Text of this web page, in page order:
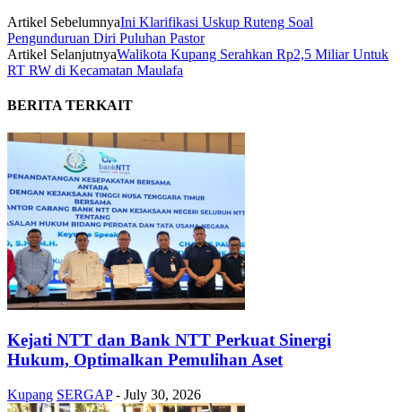
Artikel SebelumnyaIni Klarifikasi Uskup Ruteng Soal
Pengunduruan Diri Puluhan Pastor
Artikel SelanjutnyaWalikota Kupang Serahkan Rp2,5 Miliar Untuk
RT RW di Kecamatan Maulafa
BERITA TERKAIT
Kejati NTT dan Bank NTT Perkuat Sinergi
Hukum, Optimalkan Pemulihan Aset
Kupang SERGAP - July 30, 2026